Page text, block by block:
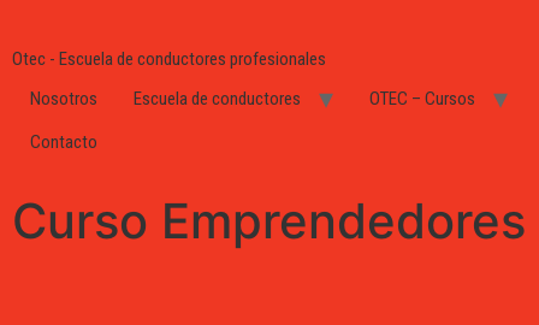
Otec - Escuela de conductores profesionales
Nosotros
Escuela de conductores
OTEC – Cursos
Contacto
Curso Emprendedores